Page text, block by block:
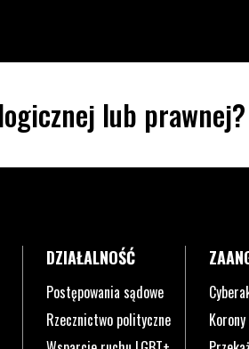
lub prawnej?
DZIAŁALNOŚĆ
Postępowania sądowe
Rzecznictwo polityczne